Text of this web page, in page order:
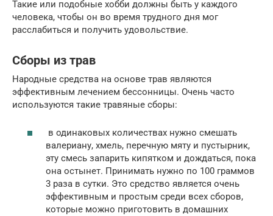
Такие или подобные хобби должны быть у каждого
человека, чтобы он во время трудного дня мог
расслабиться и получить удовольствие.
Сборы из трав
Народные средства на основе трав являются
эффективным лечением бессонницы. Очень часто
используются такие травяные сборы:
в одинаковых количествах нужно смешать
валериану, хмель, перечную мяту и пустырник,
эту смесь запарить кипятком и дождаться, пока
она остынет. Принимать нужно по 100 граммов
3 раза в сутки. Это средство является очень
эффективным и простым среди всех сборов,
которые можно приготовить в домашних